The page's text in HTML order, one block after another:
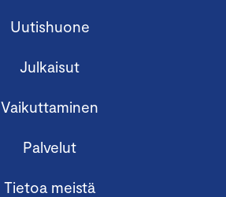
Uutishuone
Julkaisut
Vaikuttaminen
Palvelut
Tietoa meistä